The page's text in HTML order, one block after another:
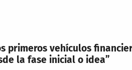
primeros vehículos
la fase inicial o idea”